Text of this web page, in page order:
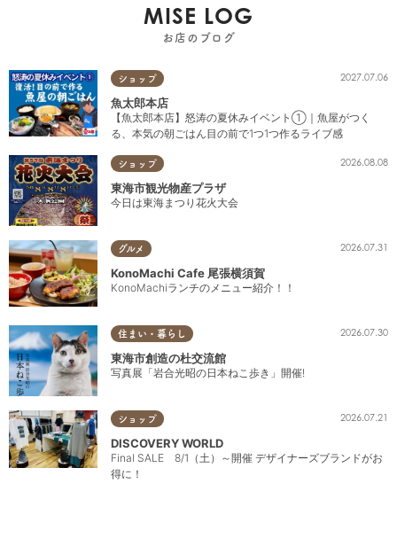
MISE LOG
お店のブログ
ショップ 2027.07.06
魚太郎本店
【魚太郎本店】怒涛の夏休みイベント①｜魚屋がつく
る、本気の朝ごはん目の前で1つ1つ作るライブ感
ショップ 2026.08.08
東海市観光物産プラザ
今日は東海まつり花火大会
グルメ 2026.07.31
KonoMachi Cafe 尾張横須賀
KonoMachiランチのメニュー紹介！！
住まい・暮らし 2026.07.30
東海市創造の杜交流館
写真展「岩合光昭の日本ねこ歩き」開催!
ショップ 2026.07.21
DISCOVERY WORLD
Final SALE 8/1（土）～開催 デザイナーズブランドがお
得に！